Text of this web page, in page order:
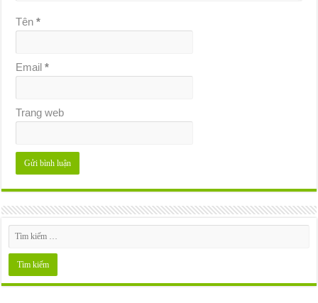
Tên*
Email*
Trang web